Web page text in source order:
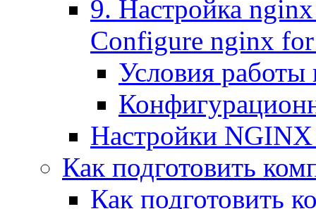
9. Настройка
Configure nginx
Условия работы
Настройки
Как подготовить
Как подготовить